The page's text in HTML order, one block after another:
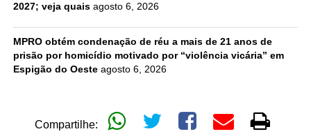
2027; veja quais agosto 6, 2026
MPRO obtém condenação de réu a mais de 21 anos de
prisão por homicídio motivado por “violência vicária” em
Espigão do Oeste agosto 6, 2026
Compartilhe: